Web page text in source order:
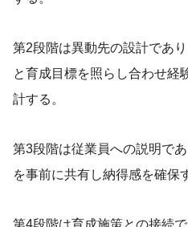
第2段階は異動先の設計であ
と育成目標を照らし合わせ経
計する。
第3段階は従業員への説明で
を事前に共有し納得感を確保
第4段階は育成施策との接続